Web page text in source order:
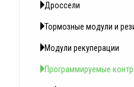
Дроссели
Тормозные модули и
Модули рекуперации
Программируемые